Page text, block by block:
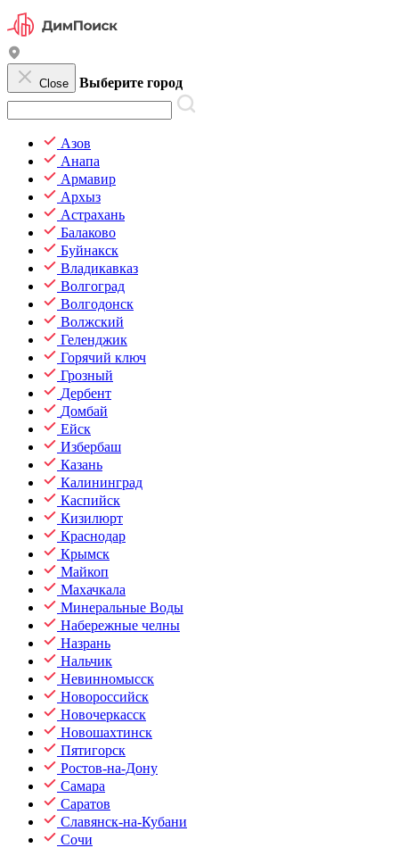
Close Выберите город
Азов
Анапа
Армавир
Архыз
Астрахань
Балаково
Буйнакск
Владикавказ
Волгоград
Волгодонск
Волжский
Геленджик
Горячий ключ
Грозный
Дербент
Домбай
Ейск
Избербаш
Казань
Калининград
Каспийск
Кизилюрт
Краснодар
Крымск
Майкоп
Махачкала
Минеральные Воды
Набережные челны
Назрань
Нальчик
Невинномысск
Новороссийск
Новочеркасск
Новошахтинск
Пятигорск
Ростов-на-Дону
Самара
Саратов
Славянск-на-Кубани
Сочи